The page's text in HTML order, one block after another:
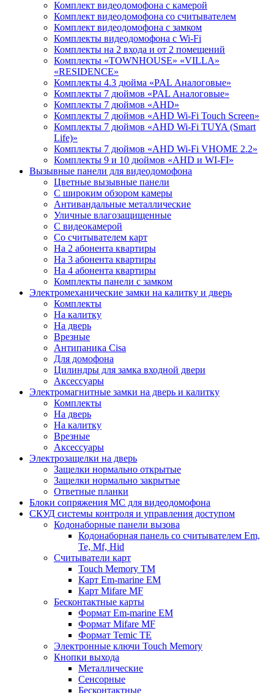
Комплект видеодомофона с камерой
Комплект видеодомофона со считывателем
Комплект видеодомофона c замком
Комплекты видеодомофона с Wi-Fi
Комплекты на 2 входа и от 2 помещений
Комплекты «TOWNHOUSE» «VILLA»
«RESIDENCE»
Комплекты 4.3 дюйма «PAL Аналоговые»
Комплекты 7 дюймов «PAL Аналоговые»
Комплекты 7 дюймов «AHD»
Комплекты 7 дюймов «AHD Wi-Fi Touch Screen»
Комплекты 7 дюймов «AHD Wi-Fi TUYA (Smart
Life)»
Комплекты 7 дюймов «AHD Wi-Fi VHOME 2.2»
Комплекты 9 и 10 дюймов «AHD и WI-FI»
Вызывные панели для видеодомофона
Цветные вызывные панели
С широким обзором камеры
Антивандальные металлические
Уличные влагозащищенные
С видеокамерой
Со считывателем карт
На 2 абонента квартиры
На 3 абонента квартиры
На 4 абонента квартиры
Комплекты панели с замком
Электромеханические замки на калитку и дверь
Комплекты
На калитку
На дверь
Врезные
Антипаника Cisa
Для домофона
Цилиндры для замка входной двери
Аксессуары
Электромагнитные замки на дверь и калитку
Комплекты
На дверь
На калитку
Врезные
Аксессуары
Электрозащелки на дверь
Защелки нормально открытые
Защелки нормально закрытые
Ответные планки
Блоки сопряжения МС для видеодомофона
СКУД системы контроля и управления доступом
Кодонаборные панели вызова
Кодонаборная панель со считывателем Em,
Te, Mf, Hid
Считыватели карт
Touch Memory TM
Карт Em-marine EM
Карт Mifare MF
Бесконтактные карты
Формат Em-marine EM
Формат Mifare MF
Формат Temic TE
Электронные ключи Touch Memory
Кнопки выхода
Металлические
Сенсорные
Бесконтактные